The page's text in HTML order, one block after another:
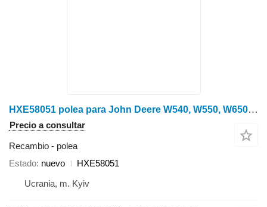
HXE58051 polea para John Deere W540, W550, W650, W660 cosechadora
Precio a consultar
Recambio - polea
Estado nuevo
HXE58051
Ucrania, m. Kyiv